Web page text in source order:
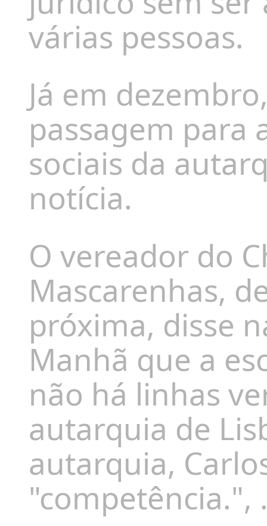
várias pessoas.
Já em
passagem para
sociais da
notícia.
O vereador do
Mascarenhas,
próxima, disse
Manhã que a
não há linhas
autarquia de
autarquia,
"competência.",